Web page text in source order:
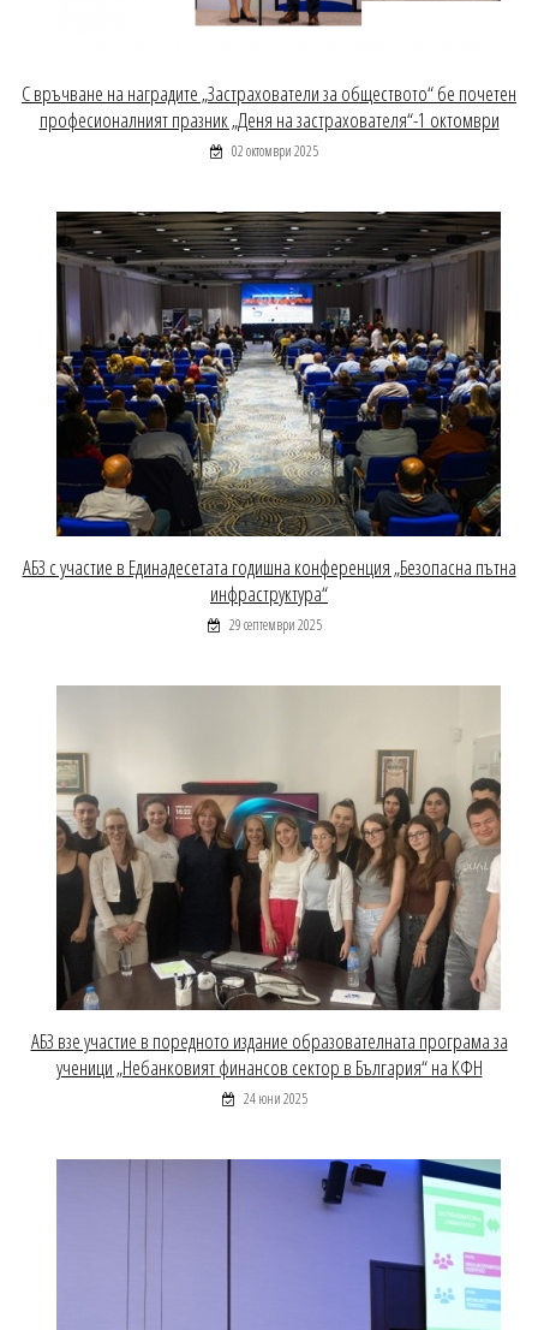
С връчване на наградите „Застрахователи за обществото“ бе почетен
професионалният празник „Деня на застрахователя“-1 октомври
02 октомври 2025
АБЗ с участие в Единадесетата годишна конференция „Безопасна пътна
инфраструктура“
29 септември 2025
АБЗ взе участие в поредното издание образователната програма за
ученици „Небанковият финансов сектор в България“ на КФН
24 юни 2025